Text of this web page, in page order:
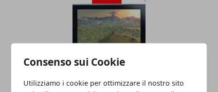
Consenso sui Cookie
Utilizziamo i cookie per ottimizzare il nostro sito
Nintendo Switch, in arrivo la nuova
console: data di uscita, prezzo e